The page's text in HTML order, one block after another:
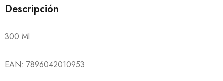
Descripción
300 Ml
EAN: 7896042010953